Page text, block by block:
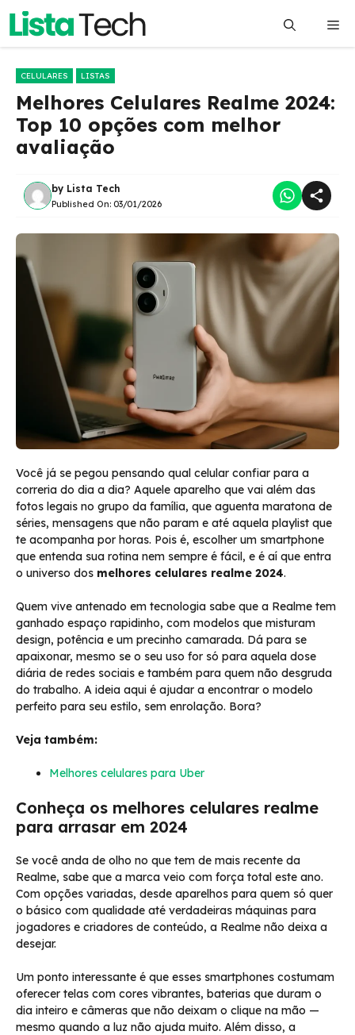
Pular
o
CELULARES LISTAS
Melhores Celulares Realme 2024:
Top 10 opções com melhor
avaliação
by Lista Tech
Published On: 03/01/2026
Você já se pegou pensando qual celular confiar para a
correria do dia a dia? Aquele aparelho que vai além das
fotos legais no grupo da família, que aguenta maratona de
séries, mensagens que não param e até aquela playlist que
te acompanha por horas. Pois é, escolher um smartphone
que entenda sua rotina nem sempre é fácil, e é aí que entra
o universo dos melhores celulares realme 2024.
Quem vive antenado em tecnologia sabe que a Realme tem
ganhado espaço rapidinho, com modelos que misturam
design, potência e um precinho camarada. Dá para se
apaixonar, mesmo se o seu uso for só para aquela dose
diária de redes sociais e também para quem não desgruda
do trabalho. A ideia aqui é ajudar a encontrar o modelo
perfeito para seu estilo, sem enrolação. Bora?
Veja também:
Melhores celulares para Uber
Conheça os melhores celulares realme
para arrasar em 2024
Se você anda de olho no que tem de mais recente da
Realme, sabe que a marca veio com força total este ano.
Com opções variadas, desde aparelhos para quem só quer
o básico com qualidade até verdadeiras máquinas para
jogadores e criadores de conteúdo, a Realme não deixa a
desejar.
Um ponto interessante é que esses smartphones costumam
oferecer telas com cores vibrantes, baterias que duram o
dia inteiro e câmeras que não deixam o clique na mão —
mesmo quando a luz não ajuda muito. Além disso, a